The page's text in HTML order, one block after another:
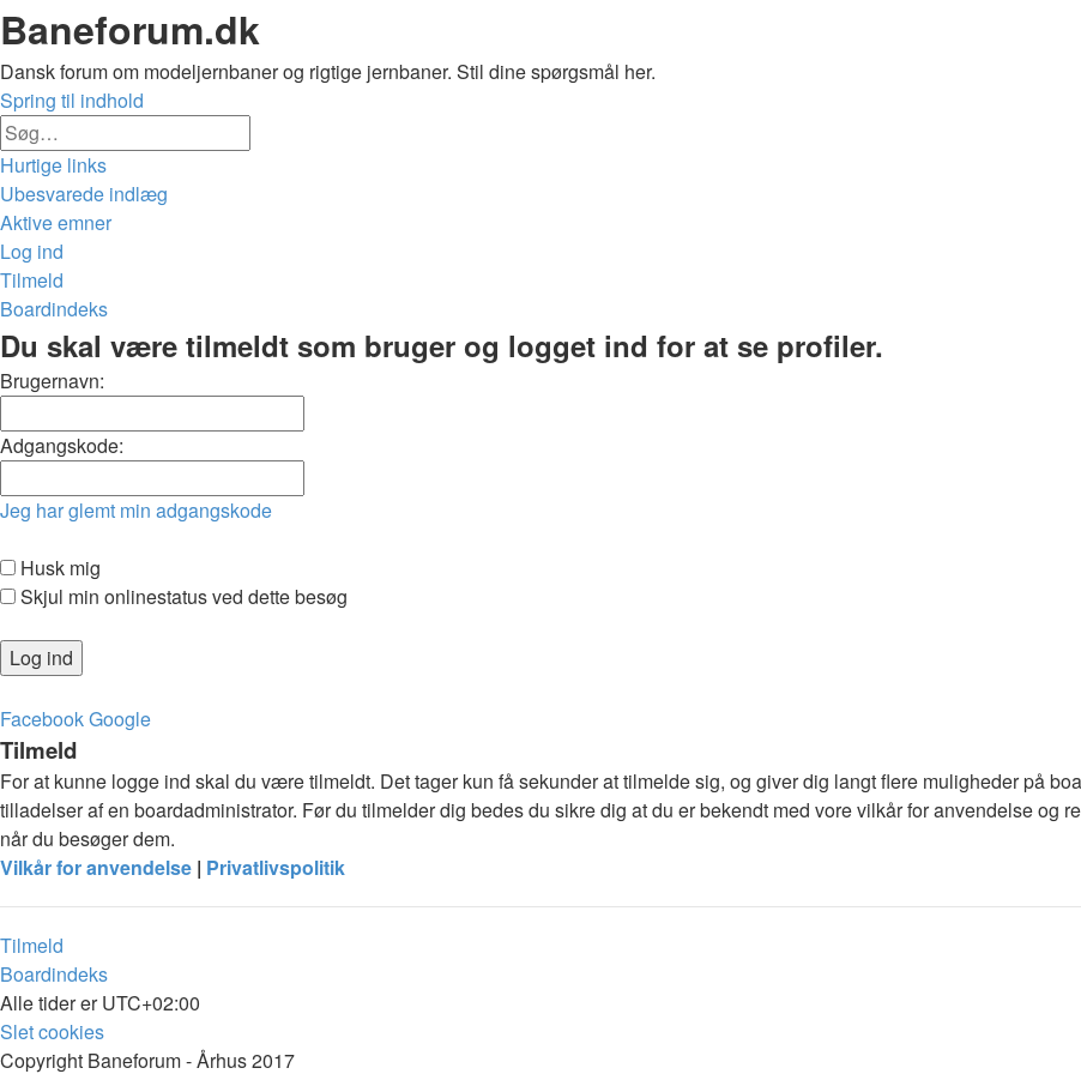
Baneforum.dk
Dansk forum om modeljernbaner og rigtige jernbaner. Stil dine spørgsmål her.
Spring til indhold
Hurtige links
Ubesvarede indlæg
Aktive emner
Log ind
Tilmeld
Boardindeks
Søg
Du skal være tilmeldt som bruger og logget ind for at se profiler.
Brugernavn:
Adgangskode:
Jeg har glemt min adgangskode
Husk mig
Skjul min onlinestatus ved dette besøg
FacebookGoogle
Tilmeld
For at kunne logge ind skal du være tilmeldt. Det tager kun få sekunder at tilmelde sig, og giver dig langt flere muligheder på
tilladelser af en boardadministrator. Før du tilmelder dig bedes du sikre dig at du er bekendt med vore vilkår for anvendelse og
når du besøger dem.
Vilkår for anvendelse | Privatlivspolitik
Tilmeld
Boardindeks
Alle tider erUTC+02:00
Slet cookies
Copyright Baneforum - Århus 2017